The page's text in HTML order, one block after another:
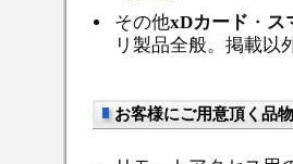
その他xDカード ・ ス
リ製品全般。掲載以
お客様にご用意頂く品